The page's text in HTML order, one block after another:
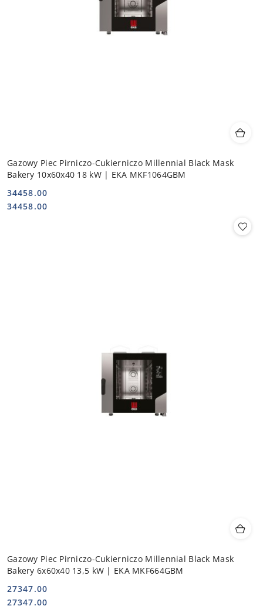
Gazowy Piec Pirniczo-Cukierniczo Millennial Black Mask
Bakery 10x60x40 18 kW | EKA MKF1064GBM
Cena:
34458.00
Cena:
34458.00
Gazowy Piec Pirniczo-Cukierniczo Millennial Black Mask
Bakery 6x60x40 13,5 kW | EKA MKF664GBM
Cena:
27347.00
Cena:
27347.00